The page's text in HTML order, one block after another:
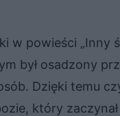
w powieści „Inny
był osadzony
Dzięki temu
który